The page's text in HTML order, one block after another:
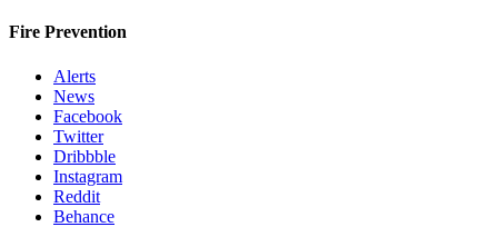
Fire Prevention
Alerts
News
Facebook
Twitter
Dribbble
Instagram
Reddit
Behance